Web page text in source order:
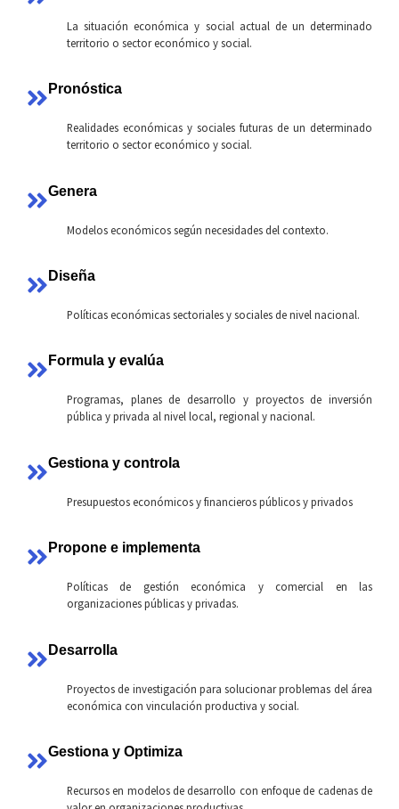
La situación económica y social actual de un determinado
territorio o sector económico y social.
Pronóstica
Realidades económicas y sociales futuras de un determinado
territorio o sector económico y social.
Genera
Modelos económicos según necesidades del contexto.
Diseña
Políticas económicas sectoriales y sociales de nivel nacional.
Formula y evalúa
Programas, planes de desarrollo y proyectos de inversión
pública y privada al nivel local, regional y nacional.
Gestiona y controla
Presupuestos económicos y financieros públicos y privados
Propone e implementa
Políticas de gestión económica y comercial en las
organizaciones públicas y privadas.
Desarrolla
Proyectos de investigación para solucionar problemas del área
económica con vinculación productiva y social.
Gestiona y Optimiza
Recursos en modelos de desarrollo con enfoque de cadenas de